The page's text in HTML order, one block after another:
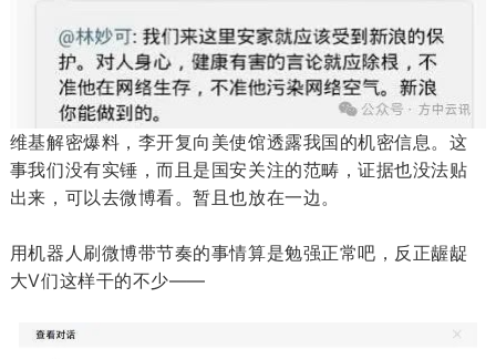
维基解密爆料，李开复向美使馆透露我国的机密信息。这
事我们没有实锤，而且是国安关注的范畴，证据也没法贴
出来，可以去微博看。暂且也放在一边。
用机器人刷微博带节奏的事情算是勉强正常吧，反正龌龊
大V们这样干的不少——